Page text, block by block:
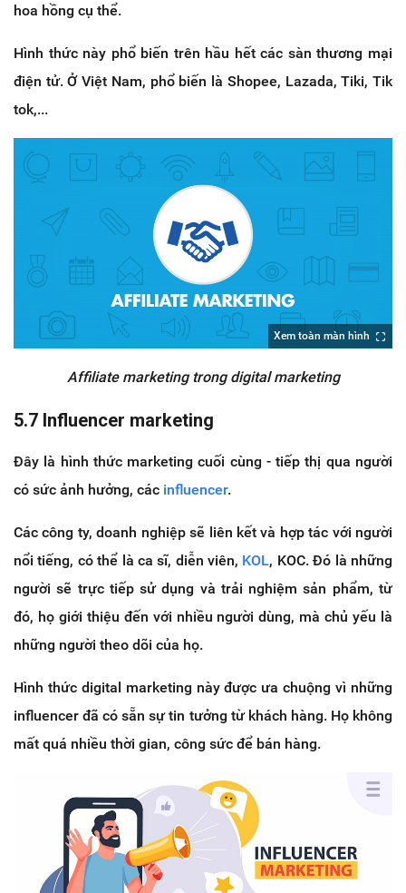
hoa hồng cụ thể.
Hình thức này phổ biến trên hầu hết các sàn thương mại
điện tử. Ở Việt Nam, phổ biến là Shopee, Lazada, Tiki, Tik
tok,...
Xem toàn màn hình
Affiliate marketing trong digital marketing
5.7 Influencer marketing
Đây là hình thức marketing cuối cùng - tiếp thị qua người
có sức ảnh hưởng, các influencer.
Các công ty, doanh nghiệp sẽ liên kết và hợp tác với người
nổi tiếng, có thể là ca sĩ, diễn viên, KOL, KOC. Đó là những
người sẽ trực tiếp sử dụng và trải nghiệm sản phẩm, từ
đó, họ giới thiệu đến với nhiều người dùng, mà chủ yếu là
những người theo dõi của họ.
Hình thức digital marketing này được ưa chuộng vì những
influencer đã có sẵn sự tin tưởng từ khách hàng. Họ không
mất quá nhiều thời gian, công sức để bán hàng.